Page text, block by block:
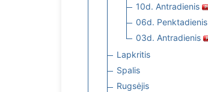
10d. Antradienis
06d. Penktadienis
03d. Antradienis
Lapkritis
Spalis
Rugsėjis